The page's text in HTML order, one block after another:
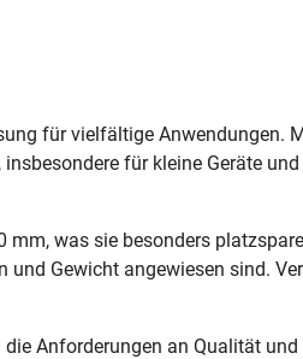
für vielfältige Anwendungen.
für kleine Geräte
was sie besonders
Gewicht angewiesen sind.
Anforderungen an Qualität